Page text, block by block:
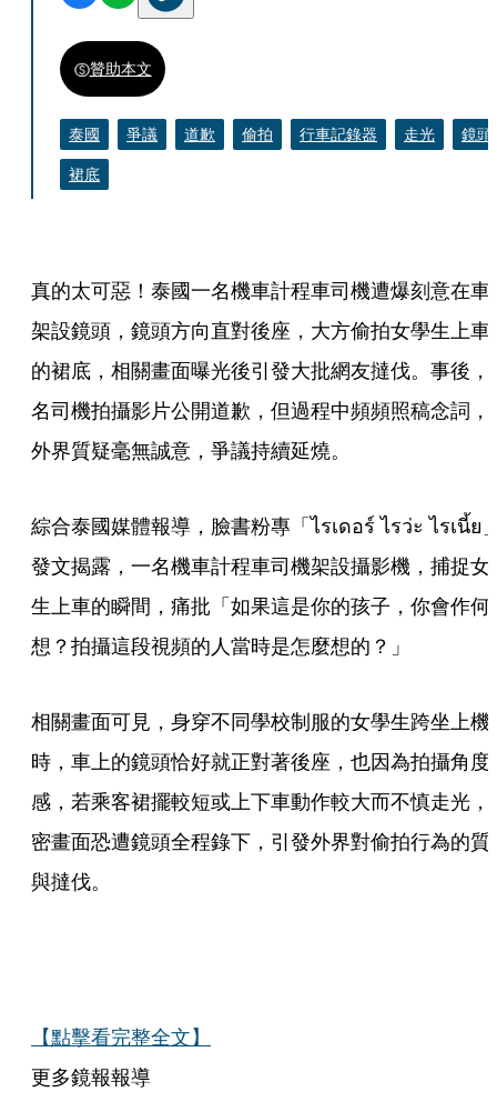
贊助本文
泰國 爭議 道歉 偷拍 行車記錄器 走光
鏡頭
裙底
真的太可惡！泰國一名機車計程車司機遭爆刻意在車
架設鏡頭，鏡頭方向直對後座，大方偷拍女學生上車
的裙底，相關畫面曝光後引發大批網友撻伐。事後，
名司機拍攝影片公開道歉，但過程中頻頻照稿念詞，
外界質疑毫無誠意，爭議持續延燒。
綜合泰國媒體報導，臉書粉專「ไรเดอร์ ไรว่ะ ไรเนี้ย
發文揭露，一名機車計程車司機架設攝影機，捕捉女
生上車的瞬間，痛批「如果這是你的孩子，你會作何
想？拍攝這段視頻的人當時是怎麼想的？」
相關畫面可見，身穿不同學校制服的女學生跨坐上機
時，車上的鏡頭恰好就正對著後座，也因為拍攝角度
感，若乘客裙擺較短或上下車動作較大而不慎走光，
密畫面恐遭鏡頭全程錄下，引發外界對偷拍行為的質
與撻伐。
【點擊看完整全文】
更多鏡報報導